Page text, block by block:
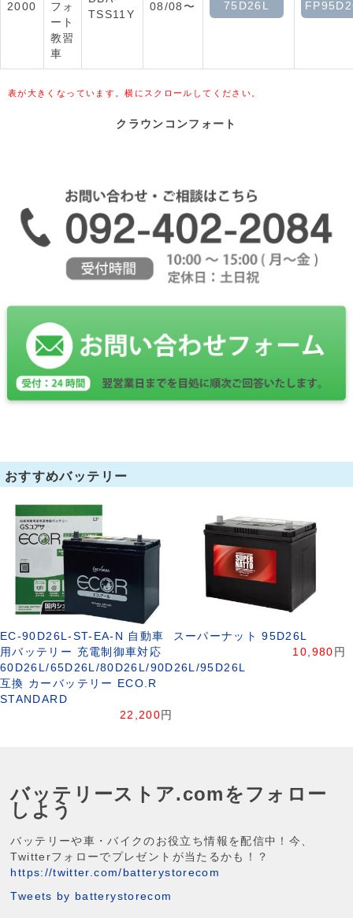
2000
フォ
ート
教習
車
TSS11Y
08/08〜 75D26L
表が大きくなっています。横にスクロールしてください。
クラウンコンフォート
おすすめバッテリー
EC-90D26L-ST-EA-N 自動車
用バッテリー 充電制御車対応
60D26L/65D26L/80D26L/90D26L/95D26L
互換 カーバッテリー ECO.R
STANDARD
22,200 円
スーパーナット 95D26L
10,980 円
バッテリーストア.comをフォロー
しよう
バッテリーや車・バイクのお役立ち情報を配信中！今、
Twitterフォローでプレゼントが当たるかも！？
https://twitter.com/batterystorecom
Tweets by batterystorecom